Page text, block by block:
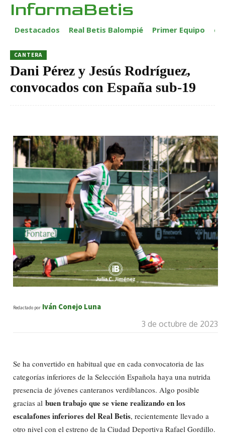
InformaBetis
Destacados Real Betis Balompié Primer Equipo
CANTERA
Dani Pérez y Jesús Rodríguez,
convocados con España sub-19
Redactado por Iván Conejo Luna
3 de octubre de 2023
Se ha convertido en habitual que en cada convocatoria de las
categorías inferiores de la Selección Española haya una nutrida
presencia de jóvenes canteranos verdiblancos. Algo posible
gracias al buen trabajo que se viene realizando en los
escalafones inferiores del Real Betis, recientemente llevado a
otro nivel con el estreno de la Ciudad Deportiva Rafael Gordillo.